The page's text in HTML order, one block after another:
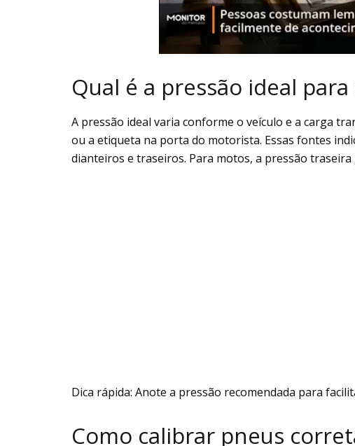
Qual é a pressão ideal
A pressão ideal varia conforme o veículo e a carga
ou a etiqueta na porta do motorista. Essas fontes
dianteiros e traseiros. Para motos, a pressão
Dica rápida: Anote a pressão recomendada para
Como calibrar pneus